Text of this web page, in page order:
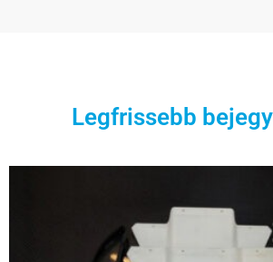
Legfrissebb